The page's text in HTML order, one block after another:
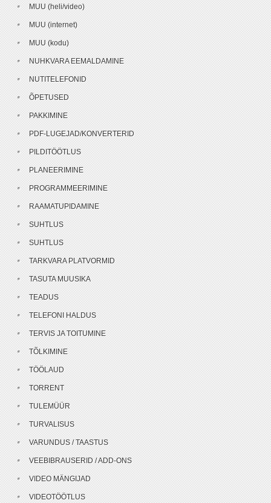
MUU (heli/video)
MUU (internet)
MUU (kodu)
NUHKVARA EEMALDAMINE
NUTITELEFONID
ÕPETUSED
PAKKIMINE
PDF-LUGEJAD/KONVERTERID
PILDITÖÖTLUS
PLANEERIMINE
PROGRAMMEERIMINE
RAAMATUPIDAMINE
SUHTLUS
SUHTLUS
TARKVARA PLATVORMID
TASUTA MUUSIKA
TEADUS
TELEFONI HALDUS
TERVIS JA TOITUMINE
TÕLKIMINE
TÖÖLAUD
TORRENT
TULEMÜÜR
TURVALISUS
VARUNDUS / TAASTUS
VEEBIBRAUSERID / ADD-ONS
VIDEO MÄNGIJAD
VIDEOTÖÖTLUS